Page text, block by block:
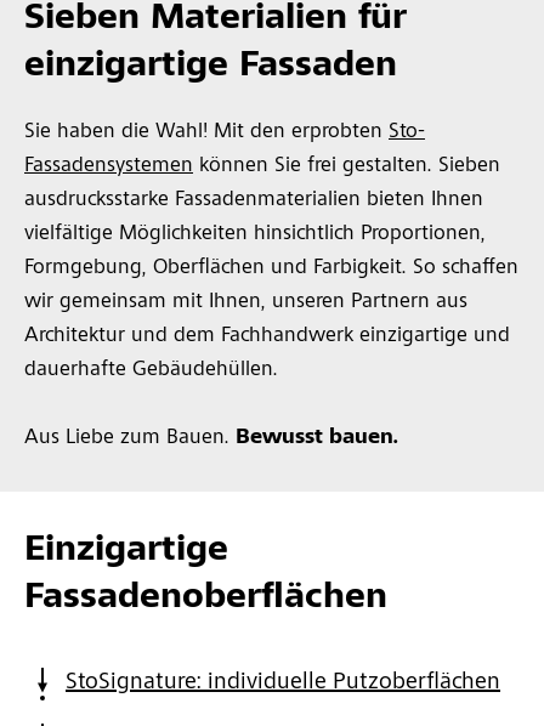
Sieben Materialien für
einzigartige Fassaden
Sie haben die Wahl! Mit den erprobten Sto-
Fassadensystemen können Sie frei gestalten. Sieben
ausdrucksstarke Fassadenmaterialien bieten Ihnen
vielfältige Möglichkeiten hinsichtlich Proportionen,
Formgebung, Oberflächen und Farbigkeit. So schaffen
wir gemeinsam mit Ihnen, unseren Partnern aus
Architektur und dem Fachhandwerk einzigartige und
dauerhafte Gebäudehüllen.
Aus Liebe zum Bauen. Bewusst bauen.
Einzigartige
Fassadenoberflächen
StoSignature: individuelle Putzoberflächen